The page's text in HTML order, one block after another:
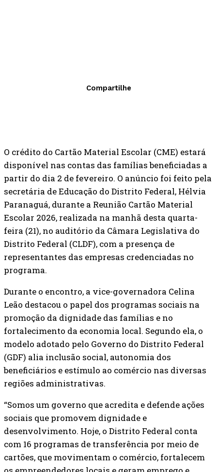
Compartilhe
O crédito do Cartão Material Escolar (CME) estará
disponível nas contas das famílias beneficiadas a
partir do dia 2 de fevereiro. O anúncio foi feito pela
secretária de Educação do Distrito Federal, Hélvia
Paranaguá, durante a Reunião Cartão Material
Escolar 2026, realizada na manhã desta quarta-
feira (21), no auditório da Câmara Legislativa do
Distrito Federal (CLDF), com a presença de
representantes das empresas credenciadas no
programa.
Durante o encontro, a vice-governadora Celina
Leão destacou o papel dos programas sociais na
promoção da dignidade das famílias e no
fortalecimento da economia local. Segundo ela, o
modelo adotado pelo Governo do Distrito Federal
(GDF) alia inclusão social, autonomia dos
beneficiários e estímulo ao comércio nas diversas
regiões administrativas.
“Somos um governo que acredita e defende ações
sociais que promovem dignidade e
desenvolvimento. Hoje, o Distrito Federal conta
com 16 programas de transferência por meio de
cartões, que movimentam o comércio, fortalecem